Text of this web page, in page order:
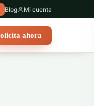
Blog Mi cuenta
ahora